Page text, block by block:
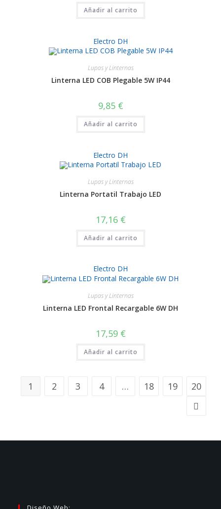
Añadir al carrito
Electro DH
Lupas y Linternas
Linterna LED COB Plegable 5W IP44
9,85 €
Añadir al carrito
Electro DH
Lupas y Linternas
Linterna Portatil Trabajo LED
17,16 €
Añadir al carrito
Electro DH
Lupas y Linternas
Linterna LED Frontal Recargable 6W DH
17,59 €
Añadir al carrito
1 2 3 4 … 18 19 20